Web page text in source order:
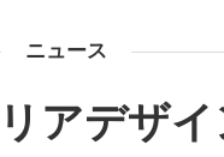
ニュース
アデザ